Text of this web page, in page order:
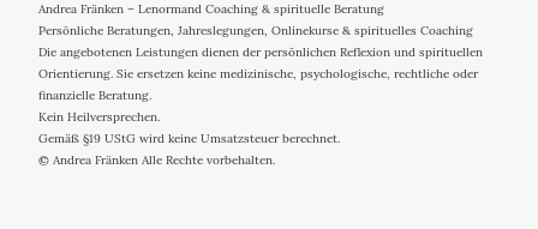
Andrea Fränken – Lenormand Coaching & spirituelle Beratung
Persönliche Beratungen, Jahreslegungen, Onlinekurse & spirituelles Coaching
Die angebotenen Leistungen dienen der persönlichen Reflexion und spirituellen
Orientierung. Sie ersetzen keine medizinische, psychologische, rechtliche oder
finanzielle Beratung.
Kein Heilversprechen.
Gemäß §19 UStG wird keine Umsatzsteuer berechnet.
© Andrea Fränken Alle Rechte vorbehalten.